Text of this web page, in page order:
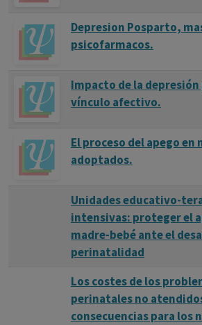
Depresion Posparto,
psicofarmacos.
Impacto de la
vínculo afectivo.
El proceso del apego en
adoptados.
Unidades educativo-
intensivas: proteger el
madre-bebé ante el
perinatalidad
Los costes de los
perinatales no
consecuencias para los